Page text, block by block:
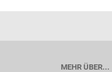
Bonsai-Shopping -
MEHR ÜBER...